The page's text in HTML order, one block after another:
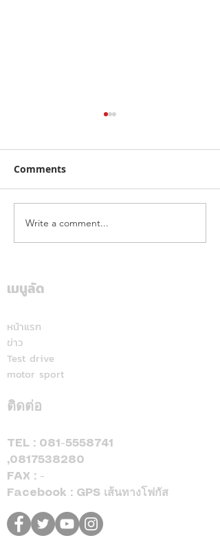
คาลเท็กซ์ ได้รับการรับรอง
หัวจ่ายเชื้อเพลิงมาตรฐาน
การบริการ ตอกย้ำความ
Comments
Write a comment...
เมนูลัด
หน้าแรก
ข่าว
Test drive
motor sport
ติดต่อ
TEL : 081-5558741
,0817538280
FAX : -
Facebook : GPS เส้นทางโฟกัส